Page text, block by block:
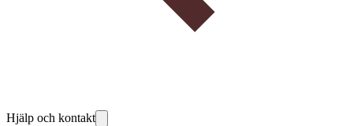
Hjälp och kontakt